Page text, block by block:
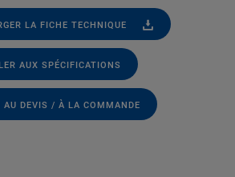
LA FICHE TECHNIQUE
AUX SPÉCIFICATIONS
AU DEVIS / À LA COMMANDE